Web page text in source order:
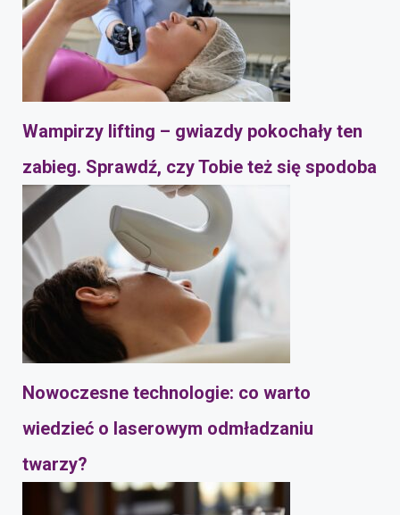
Wampirzy lifting – gwiazdy pokochały ten
zabieg. Sprawdź, czy Tobie też się spodoba
Nowoczesne technologie: co warto
wiedzieć o laserowym odmładzaniu
twarzy?